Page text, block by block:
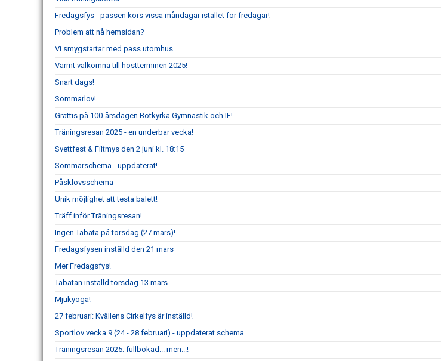
Fredagsfys - passen körs vissa måndagar istället för fredagar!
Problem att nå hemsidan?
Vi smygstartar med pass utomhus
Varmt välkomna till höstterminen 2025!
Snart dags!
Sommarlov!
Grattis på 100-årsdagen Botkyrka Gymnastik och IF!
Träningsresan 2025 - en underbar vecka!
Svettfest & Filtmys den 2 juni kl. 18:15
Sommarschema - uppdaterat!
Påsklovsschema
Unik möjlighet att testa balett!
Träff inför Träningsresan!
Ingen Tabata på torsdag (27 mars)!
Fredagsfysen inställd den 21 mars
Mer Fredagsfys!
Tabatan inställd torsdag 13 mars
Mjukyoga!
27 februari: Kvällens Cirkelfys är inställd!
Sportlov vecka 9 (24 - 28 februari) - uppdaterat schema
Träningsresan 2025: fullbokad... men...!